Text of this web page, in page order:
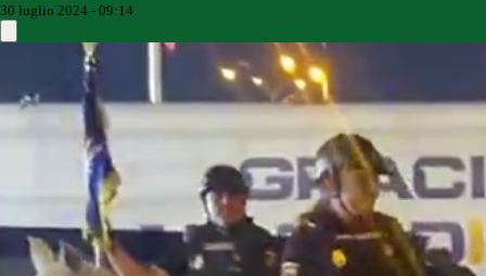
30 luglio 2024 - 09:14